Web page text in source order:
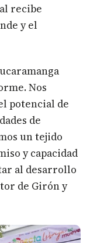
recibe
y el
Nos
potencial de
de
un tejido
y capacidad
al desarrollo
de Girón y